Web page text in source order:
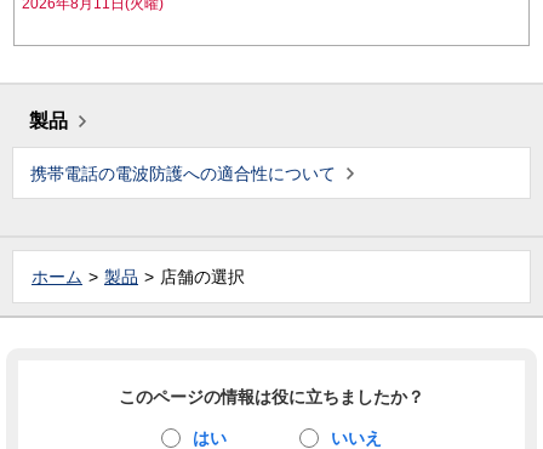
2026年8月11日(火曜)
製品
携帯電話の電波防護への適合性について
ホーム 製品 店舗の選択
このページの情報は役に立ちましたか？
はい いいえ